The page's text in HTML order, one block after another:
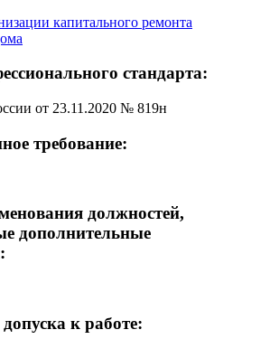
капитального ремонта
стандарта:
от 23.11.2020 № 819н
требование:
должностей,
дополнительные
к работе: